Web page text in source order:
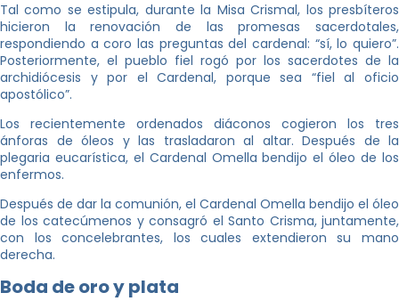
Tal como se estipula, durante la Misa Crismal, los presbíteros
hicieron la renovación de las promesas sacerdotales,
respondiendo a coro las preguntas del cardenal: “sí, lo quiero”.
Posteriormente, el pueblo fiel rogó por los sacerdotes de la
archidiócesis y por el Cardenal, porque sea “fiel al oficio
apostólico”.
Los recientemente ordenados diáconos cogieron los tres
ánforas de óleos y las trasladaron al altar. Después de la
plegaria eucarística, el Cardenal Omella bendijo el óleo de los
enfermos.
Después de dar la comunión, el Cardenal Omella bendijo el óleo
de los catecúmenos y consagró el Santo Crisma, juntamente,
con los concelebrantes, los cuales extendieron su mano
derecha.
Boda de oro y plata